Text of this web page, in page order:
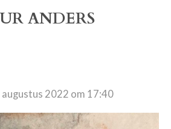
ANDERS
2022 om 17:40